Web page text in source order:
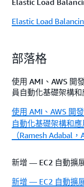
Elastic Load
Elastic Load
部落格
使用 AMI、AWS 開
員自動化基礎架構
使用 AMI、AWS 開
自動化基礎架構和
（Ramesh Adabal，
新增 — EC2 自動擴
新增 — EC2 自動擴